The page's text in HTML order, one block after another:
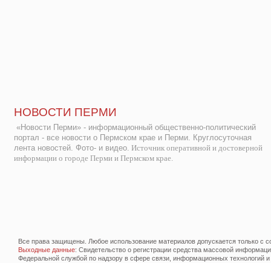
НОВОСТИ ПЕРМИ
«Новости Перми» - информационный общественно-политический
портал - все новости о Пермском крае и Перми. Круглосуточная
лента новостей. Фото- и видео. Источник оперативной и достоверной
информации о городе Перми и Пермском крае.
Все права защищены. Любое использование материалов допускается только с
Выходные данные: Свидетельство о регистрации средства массовой
Федеральной службой по надзору в сфере связи, информационных технологий